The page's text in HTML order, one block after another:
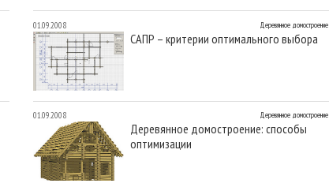
01.09.2008 Деревянное домостроение
САПР – критерии оптимального выбора
01.09.2008 Деревянное домостроение
Деревянное домостроение: способы
оптимизации